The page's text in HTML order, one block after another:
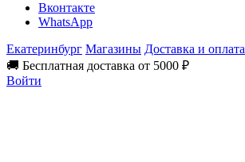
Вконтакте
WhatsApp
Екатеринбург Магазины Доставка и оплата
🚚 Бесплатная доставка от 5000 ₽
Войти